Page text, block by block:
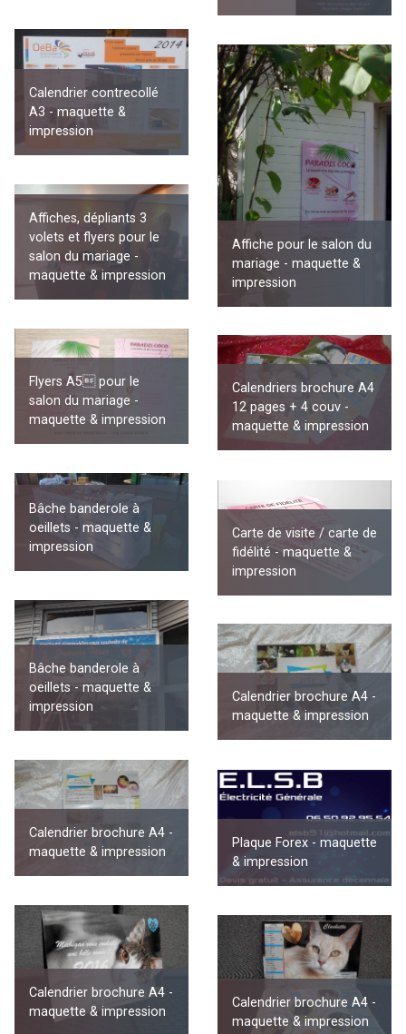
Calendrier contrecollé
A3 - maquette &
impression
Affiche pour le salon du
mariage - maquette &
impression
Affiches, dépliants 3
volets et flyers pour le
salon du mariage -
maquette & impression
Flyers A5 pour le
salon du mariage -
maquette & impression
Calendriers brochure A4
12 pages + 4 couv -
maquette & impression
Bâche banderole à
oeillets - maquette &
impression
Carte de visite / carte de
fidélité - maquette &
impression
Bâche banderole à
oeillets - maquette &
impression
Calendrier brochure A4 -
maquette & impression
Calendrier brochure A4 -
maquette & impression
Plaque Forex - maquette
& impression
Calendrier brochure A4 -
maquette & impression
Calendrier brochure A4 -
maquette & impression